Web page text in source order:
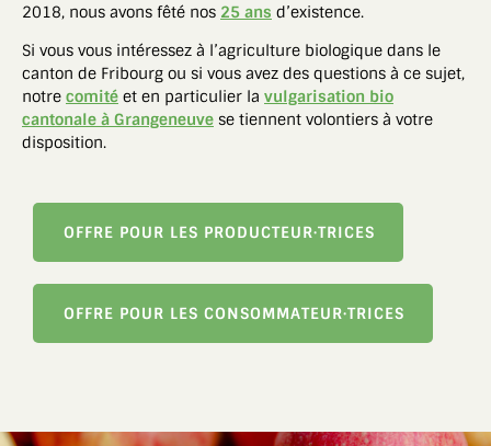
2018, nous avons fêté nos 25 ans d’existence.
Si vous vous intéressez à l’agriculture biologique dans le
canton de Fribourg ou si vous avez des questions à ce sujet,
notre comité et en particulier la vulgarisation bio
cantonale à Grangeneuve se tiennent volontiers à votre
disposition.
OFFRE POUR LES PRODUCTEUR·TRICES
OFFRE POUR LES CONSOMMATEUR·TRICES